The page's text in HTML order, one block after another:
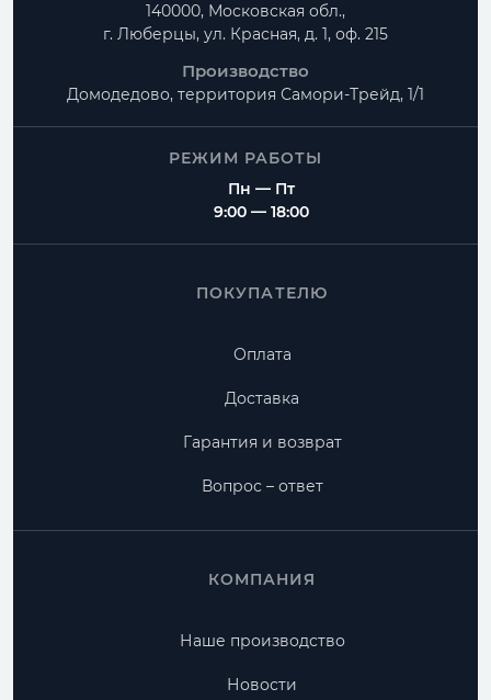
140000, Московская обл.,
г. Люберцы, ул. Красная, д. 1, оф. 215
Производство
Домодедово, территория Самори-Трейд, 1/1
РЕЖИМ РАБОТЫ
Пн — Пт
9:00 — 18:00
ПОКУПАТЕЛЮ
Оплата
Доставка
Гарантия и возврат
Вопрос – ответ
КОМПАНИЯ
Наше производство
Новости